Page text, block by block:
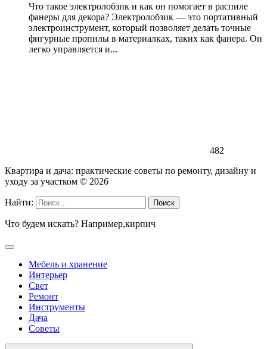
Что такое электролобзик и как он помогает в распиле
фанеры для декора? Электролобзик — это портативный
электроинструмент, который позволяет делать точные
фигурные пропилы в материалках, таких как фанера. Он
легко управляется и...
482
Квартира и дача: практические советы по ремонту, дизайну и
уходу за участком © 2026
Найти:
Что будем искать? Например,кирпич
Мебель и хранение
Интерьер
Свет
Ремонт
Инструменты
Дача
Советы